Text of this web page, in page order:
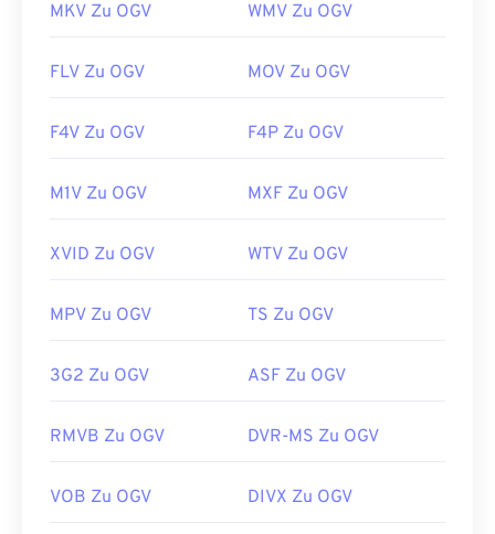
MKV Zu OGV WMV Zu OGV
FLV Zu OGV MOV Zu OGV
F4V Zu OGV F4P Zu OGV
M1V Zu OGV MXF Zu OGV
XVID Zu OGV WTV Zu OGV
MPV Zu OGV TS Zu OGV
3G2 Zu OGV ASF Zu OGV
RMVB Zu OGV DVR-MS Zu OGV
VOB Zu OGV DIVX Zu OGV